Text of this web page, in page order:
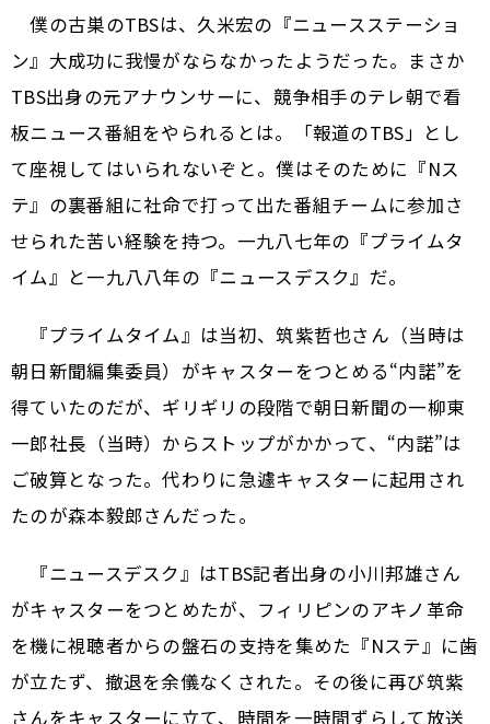
僕の古巣のTBSは、久米宏の『ニュースステーショ
ン』大成功に我慢がならなかったようだった。まさか
TBS出身の元アナウンサーに、競争相手のテレ朝で看
板ニュース番組をやられるとは。「報道のTBS」とし
て座視してはいられないぞと。僕はそのために『Nス
テ』の裏番組に社命で打って出た番組チームに参加さ
せられた苦い経験を持つ。一九八七年の『プライムタ
イム』と一九八八年の『ニュースデスク』だ。
『プライムタイム』は当初、筑紫哲也さん（当時は
朝日新聞編集委員）がキャスターをつとめる“内諾”を
得ていたのだが、ギリギリの段階で朝日新聞の一柳東
一郎社長（当時）からストップがかかって、“内諾”は
ご破算となった。代わりに急遽キャスターに起用され
たのが森本毅郎さんだった。
『ニュースデスク』はTBS記者出身の小川邦雄さん
がキャスターをつとめたが、フィリピンのアキノ革命
を機に視聴者からの盤石の支持を集めた『Nステ』に歯
が立たず、撤退を余儀なくされた。その後に再び筑紫
さんをキャスターに立て、時間を一時間ずらして放送